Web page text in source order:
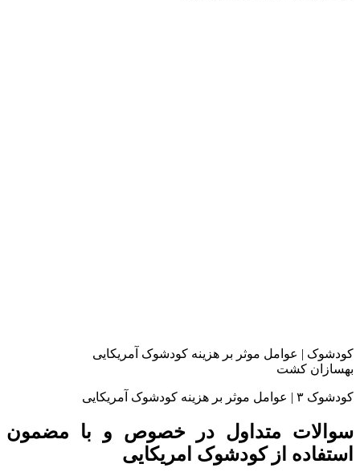
کودشوک | عوامل موثر بر هزینه کودشوک آمریکایی
بهسازان کشت
کودشوک ۳ | عوامل موثر بر هزینه کودشوک آمریکایی
سوالات متداول در خصوص و با مضمون
استفاده از کودشوک امریکایی